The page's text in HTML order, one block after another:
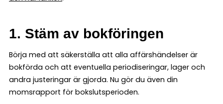
1. Stäm av bokföringen
Börja med att säkerställa att alla affärshändelser är
bokförda och att eventuella periodiseringar, lager och
andra justeringar är gjorda. Nu gör du även din
momsrapport för bokslutsperioden.